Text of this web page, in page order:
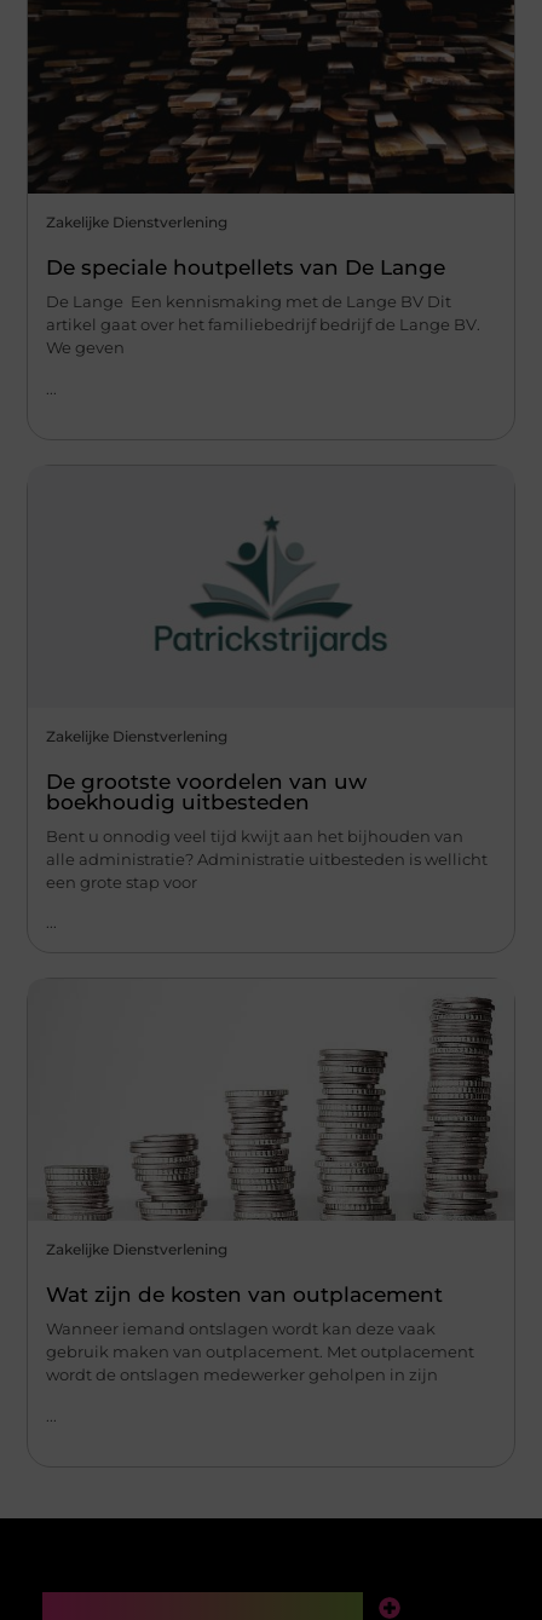
Zakelijke Dienstverlening
De speciale houtpellets van De Lange
De Lange Een kennismaking met de Lange BV Dit
artikel gaat over het familiebedrijf bedrijf de Lange BV.
We geven
Zakelijke Dienstverlening
De grootste voordelen van uw
boekhoudig uitbesteden
Bent u onnodig veel tijd kwijt aan het bijhouden van
alle administratie? Administratie uitbesteden is wellicht
een grote stap voor
Zakelijke Dienstverlening
Wat zijn de kosten van outplacement
Wanneer iemand ontslagen wordt kan deze vaak
gebruik maken van outplacement. Met outplacement
wordt de ontslagen medewerker geholpen in zijn